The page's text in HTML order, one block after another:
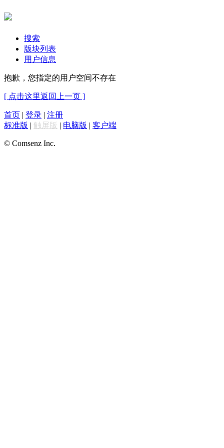
搜索
版块列表
用户信息
抱歉，您指定的用户空间不存在
[ 点击这里返回上一页 ]
首页 | 登录 | 注册
标准版 | 触屏版 | 电脑版 | 客户端
© Comsenz Inc.